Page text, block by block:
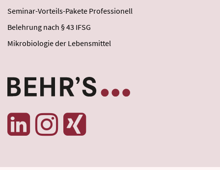
Seminar-Vorteils-Pakete Professionell
Belehrung nach § 43 IFSG
Mikrobiologie der Lebensmittel